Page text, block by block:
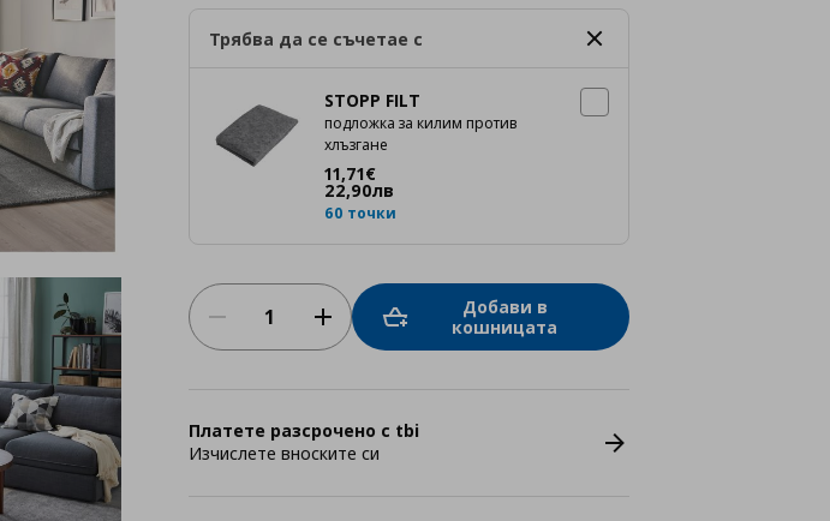
Трябва да се съчетае с
STOPP FILT
подложка за килим против
хлъзгане
11,71€
Цена11,71 €
22,90лв
60 точки
Добави в
кошницата
Платете разсрочено с tbi
Изчислете вноските си